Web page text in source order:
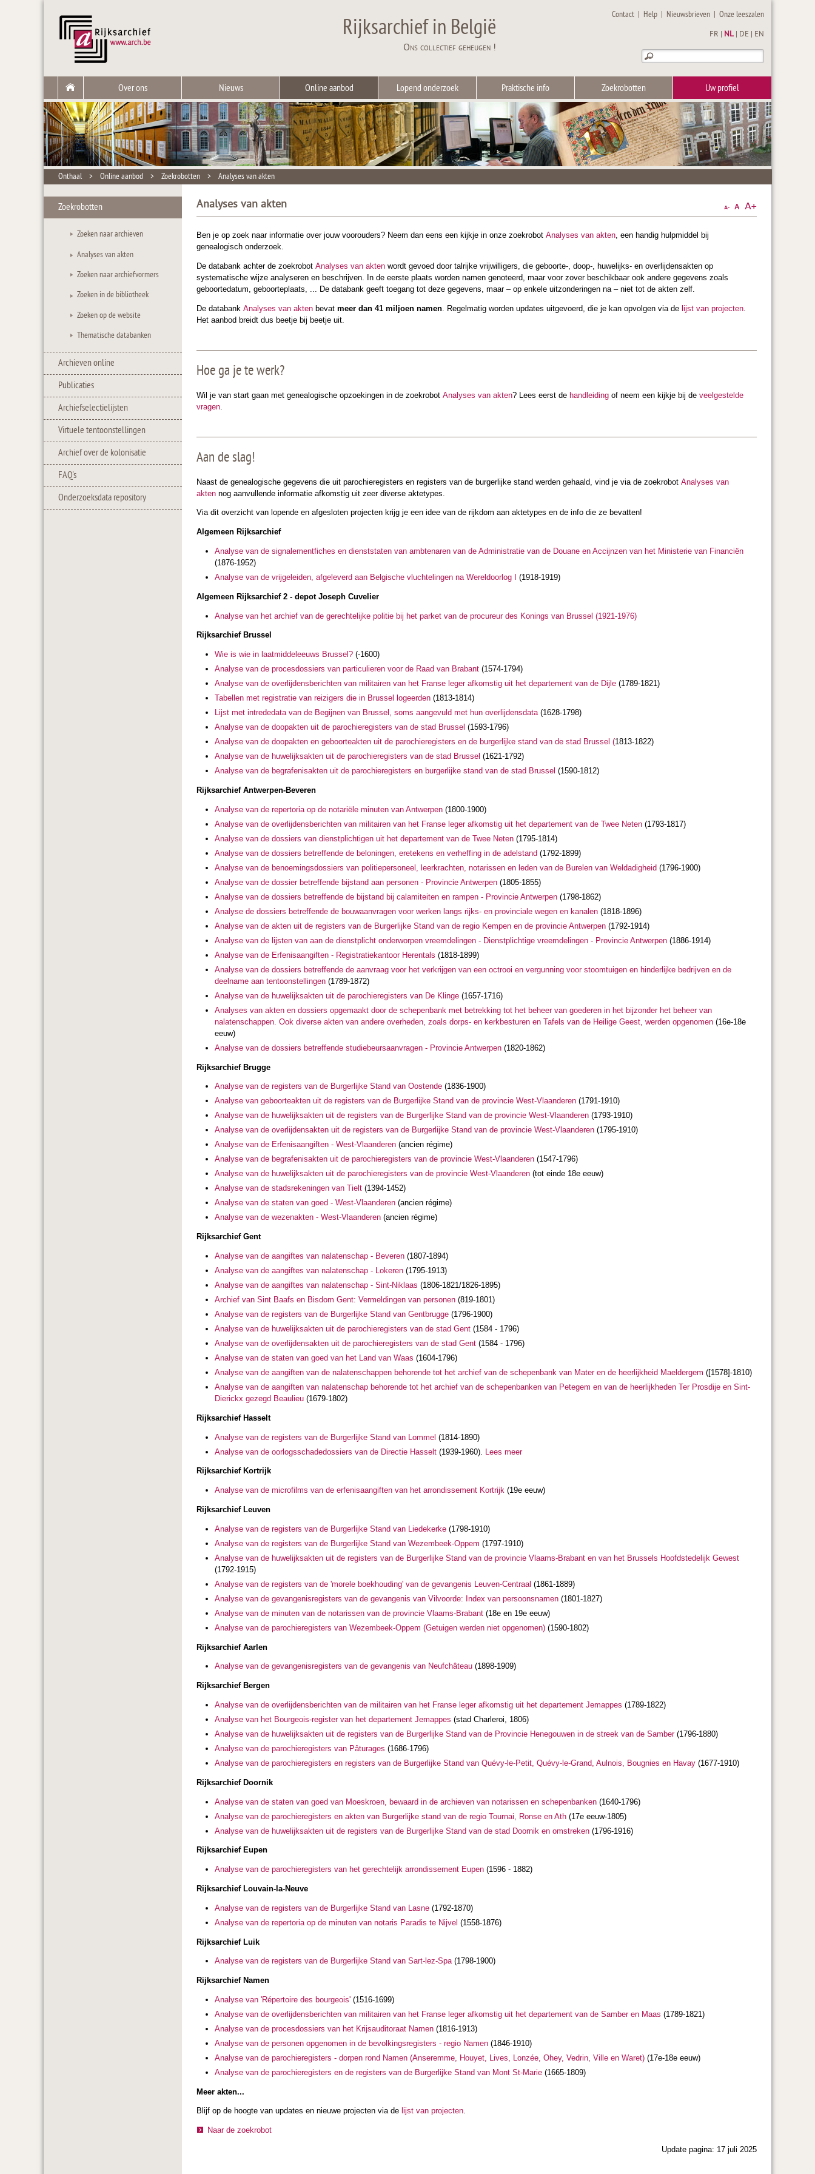
Rijksarchief in België
Ons collectief geheugen !
Contact | Help | Nieuwsbrieven |Onze leeszalen
FR NL DE EN
Over ons Nieuws Online aanbod Lopend onderzoek Praktische info Zoekrobotten Uw profiel
Onthaal > Online aanbod > Zoekrobotten > Analyses van akten
Zoekrobotten
Zoeken naar archieven
Analyses van akten
Zoeken naar archiefvormers
Zoeken in de bibliotheek
Zoeken op de website
Thematische databanken
Archieven online
Publicaties
Archiefselectielijsten
Virtuele tentoonstellingen
Archief over de kolonisatie
FAQ's
Onderzoeksdata repository
Analyses van akten
Ben je op zoek naar informatie over jouw voorouders? Neem dan eens een kijkje in onze zoekrobot Analyses van akten, een handig hulpmiddel bij
genealogisch onderzoek.
De databank achter de zoekrobot Analyses van akten wordt gevoed door talrijke vrijwilligers, die geboorte-, doop-, huwelijks- en overlijdensakten op
systematische wijze analyseren en beschrijven. In de eerste plaats worden namen genoteerd, maar voor zover beschikbaar ook andere gegevens zoals
geboortedatum, geboorteplaats, ... De databank geeft toegang tot deze gegevens, maar – op enkele uitzonderingen na – niet tot de akten zelf.
De databank Analyses van akten bevat meer dan 41 miljoen namen . Regelmatig worden updates uitgevoerd, die je kan opvolgen via de lijst van projecten
Het aanbod breidt dus beetje bij beetje uit.
Hoe ga je te werk?
Wil je van start gaan met genealogische opzoekingen in de zoekrobot Analyses van akten? Lees eerst de handleiding of neem een kijkje bij de veelgestelde
vragen
Aan de slag!
Naast de genealogische gegevens die uit parochieregisters en registers van de burgerlijke stand werden gehaald, vind je via de zoekrobot Analyses van
akten nog aanvullende informatie afkomstig uit zeer diverse aktetypes.
Via dit overzicht van lopende en afgesloten projecten krijg je een idee van de rijkdom aan aktetypes en de info die ze bevatten!
Algemeen Rijksarchief
Analyse van de signalementfiches en dienststaten van ambtenaren van de Administratie van de Douane en Accijnzen van het Ministerie van Financiën
(1876-1952)
Analyse van de vrijgeleiden, afgeleverd aan Belgische vluchtelingen na Wereldoorlog I
(1918-1919)
Algemeen Rijksarchief 2 - depot Joseph Cuvelier
Analyse van het archief van de gerechtelijke politie bij het parket van de procureur des Konings van Brussel (1921-1976)
Rijksarchief Brussel
Wie is wie in laatmiddeleeuws Brussel? (-1600)
Analyse van de procesdossiers van particulieren voor de Raad van Brabant (1574-1794)
Analyse van de overlijdensberichten van militairen van het Franse leger afkomstig uit het departement van de Dijle (1789-1821)
Tabellen met registratie van reizigers die in Brussel logeerden (1813-1814)
Lijst met intrededata van de Begijnen van Brussel, soms aangevuld met hun overlijdensdata(1628-1798)
Analyse van de doopakten uit de parochieregisters van de stad Brussel (1593-1796)
Analyse van de doopakten en geboorteakten uit de parochieregisters en de burgerlijke stand van de stad Brussel (1813-1822)
Analyse van de huwelijksakten uit de parochieregisters van de stad Brussel (1621-1792)
Analyse van de begrafenisakten uit de parochieregisters en burgerlijke stand van de stad Brussel (1590-1812)
Rijksarchief Antwerpen-Beveren
Analyse van de repertoria op de notariële minuten van Antwerpen (1800-1900)
Analyse van de overlijdensberichten van militairen van het Franse leger afkomstig uit het departement van de Twee Neten (1793-1817)
Analyse van de dossiers van dienstplichtigen uit het departement van de Twee Neten (1795-1814)
Analyse van de dossiers betreffende de beloningen, eretekens en verheffing in de adelstand (1792-1899)
Analyse van de benoemingsdossiers van politiepersoneel, leerkrachten, notarissen en leden van de Burelen van Weldadigheid (1796-1900)
Analyse van de dossier betreffende bijstand aan personen - Provincie Antwerpen (1805-1855)
Analyse van de dossiers betreffende de bijstand bij calamiteiten en rampen - Provincie Antwerpen (1798-1862)
Analyse de dossiers betreffende de bouwaanvragen voor werken langs rijks- en provinciale wegen en kanalen (1818-1896)
Analyse van de akten uit de registers van de Burgerlijke Stand van de regio Kempen en de provincie Antwerpen (1792-1914)
Analyse van de lijsten van aan de dienstplicht onderworpen vreemdelingen - Dienstplichtige vreemdelingen - Provincie Antwerpen (1886-1914)
Analyse van de Erfenisaangiften - Registratiekantoor Herentals (1818-1899)
Analyse van de dossiers betreffende de aanvraag voor het verkrijgen van een octrooi en vergunning voor stoomtuigen en hinderlijke bedrijven en de
deelname aan tentoonstellingen (1789-1872)
Analyse van de huwelijksakten uit de parochieregisters van De Klinge (1657-1716)
Analyses van akten en dossiers opgemaakt door de schepenbank met betrekking tot het beheer van goederen in het bijzonder het beheer van
nalatenschappen. Ook diverse akten van andere overheden, zoals dorps- en kerkbesturen en Tafels van de Heilige Geest, werden opgenomen (16e-18e
eeuw)
Analyse van de dossiers betreffende studiebeursaanvragen - Provincie Antwerpen (1820-1862)
Rijksarchief Brugge
Analyse van de registers van de Burgerlijke Stand van Oostende (1836-1900)
Analyse van geboorteakten uit de registers van de Burgerlijke Stand van de provincie West-Vlaanderen (1791-1910)
Analyse van de huwelijksakten uit de registers van de Burgerlijke Stand van de provincie West-Vlaanderen (1793-1910)
Analyse van de overlijdensakten uit de registers van de Burgerlijke Stand van de provincie West-Vlaanderen (1795-1910)
Analyse van de Erfenisaangiften - West-Vlaanderen (ancien régime)
Analyse van de begrafenisakten uit de parochieregisters van de provincie West-Vlaanderen (1547-1796)
Analyse van de huwelijksakten uit de parochieregisters van de provincie West-Vlaanderen (tot einde 18e eeuw)
Analyse van de stadsrekeningen van Tielt (1394-1452)
Analyse van de staten van goed - West-Vlaanderen (ancien régime)
Analyse van de wezenakten - West-Vlaanderen (ancien régime)
Rijksarchief Gent
Analyse van de aangiftes van nalatenschap - Beveren (1807-1894)
Analyse van de aangiftes van nalatenschap - Lokeren (1795-1913)
Analyse van de aangiftes van nalatenschap - Sint-Niklaas (1806-1821/1826-1895)
Archief van Sint Baafs en Bisdom Gent: Vermeldingen van personen (819-1801)
Analyse van de registers van de Burgerlijke Stand van Gentbrugge (1796-1900)
Analyse van de huwelijksakten uit de parochieregisters van de stad Gent (1584 - 1796)
Analyse van de overlijdensakten uit de parochieregisters van de stad Gent (1584 - 1796)
Analyse van de staten van goed van het Land van Waas (1604-1796)
Analyse van de aangiften van de nalatenschappen behorende tot het archief van de schepenbank van Mater en de heerlijkheid Maeldergem ([1578]-1810)
Analyse van de aangiften van nalatenschap behorende tot het archief van de schepenbanken van Petegem en van de heerlijkheden Ter Prosdije en Sint-
Dierickx gezegd Beaulieu (1679-1802)
Rijksarchief Hasselt
Analyse van de registers van de Burgerlijke Stand van Lommel (1814-1890)
Analyse van de oorlogsschadedossiers van de Directie Hasselt (1939-1960). Lees meer
Rijksarchief Kortrijk
Analyse van de microfilms van de erfenisaangiften van het arrondissement Kortrijk (19e eeuw)
Rijksarchief Leuven
Analyse van de registers van de Burgerlijke Stand van Liedekerke (1798-1910)
Analyse van de registers van de Burgerlijke Stand van Wezembeek-Oppem (1797-1910)
Analyse van de huwelijksakten uit de registers van de Burgerlijke Stand van de provincie Vlaams-Brabant en van het Brussels Hoofdstedelijk Gewest
(1792-1915)
Analyse van de registers van de 'morele boekhouding' van de gevangenis Leuven-Centraal (1861-1889)
Analyse van de gevangenisregisters van de gevangenis van Vilvoorde: Index van persoonsnamen (1801-1827)
Analyse van de minuten van de notarissen van de provincie Vlaams-Brabant (18e en 19e eeuw)
Analyse van de parochieregisters van Wezembeek-Oppem (Getuigen werden niet opgenomen) (1590-1802)
Rijksarchief Aarlen
Analyse van de gevangenisregisters van de gevangenis van Neufchâteau (1898-1909)
Rijksarchief Bergen
Analyse van de overlijdensberichten van de militairen van het Franse leger afkomstig uit het departement Jemappes (1789-1822)
Analyse van het Bourgeois-register van het departement Jemappes (stad Charleroi, 1806)
Analyse van de huwelijksakten uit de registers van de Burgerlijke Stand van de Provincie Henegouwen in de streek van de Samber(1796-1880)
Analyse van de parochieregisters van Pâturages (1686-1796)
Analyse van de parochieregisters en registers van de Burgerlijke Stand van Quévy-le-Petit, Quévy-le-Grand, Aulnois, Bougnies en Havay (1677-1910)
Rijksarchief Doornik
Analyse van de staten van goed van Moeskroen, bewaard in de archieven van notarissen en schepenbanken (1640-1796)
Analyse van de parochieregisters en akten van Burgerlijke stand van de regio Tournai, Ronse en Ath (17e eeuw-1805)
Analyse van de huwelijksakten uit de registers van de Burgerlijke Stand van de stad Doornik en omstreken (1796-1916)
Rijksarchief Eupen
Analyse van de parochieregisters van het gerechtelijk arrondissement Eupen (1596 - 1882)
Rijksarchief Louvain-la-Neuve
Analyse van de registers van de Burgerlijke Stand van Lasne (1792-1870)
Analyse van de repertoria op de minuten van notaris Paradis te Nijvel (1558-1876)
Rijksarchief Luik
Analyse van de registers van de Burgerlijke Stand van Sart-lez-Spa(1798-1900)
Rijksarchief Namen
Analyse van 'Répertoire des bourgeois' (1516-1699)
Analyse van de overlijdensberichten van militairen van het Franse leger afkomstig uit het departement van de Samber en Maas (1789-1821)
Analyse van de procesdossiers van het Krijsauditoraat Namen (1816-1913)
Analyse van de personen opgenomen in de bevolkingsregisters - regio Namen (1846-1910)
Analyse van de parochieregisters - dorpen rond Namen (Anseremme, Houyet, Lives, Lonzée, Ohey, Vedrin, Ville en Waret) (17e-18e eeuw)
Analyse van de parochieregisters en de registers van de Burgerlijke Stand van Mont St-Marie (1665-1809)
Meer akten...
Blijf op de hoogte van updates en nieuwe projecten via de lijst van projecten.
Naar de zoekrobot
Update pagina: 17 juli 2025